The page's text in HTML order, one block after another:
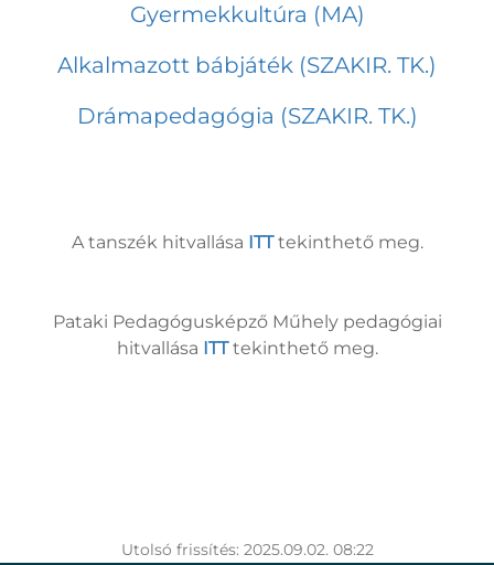
Gyermekkultúra (MA)
Alkalmazott bábjáték (SZAKIR. TK.)
Drámapedagógia (SZAKIR. TK.)
A tanszék hitvallása ITTtekinthető meg.
Pataki Pedagógusképző Műhely pedagógiai
hitvallása ITTtekinthető meg.
Utolsó frissítés: 2025.09.02. 08:22